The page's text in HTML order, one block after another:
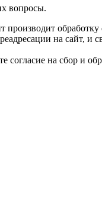
вопросы.
производит
на сайт,
согласие на сбор и